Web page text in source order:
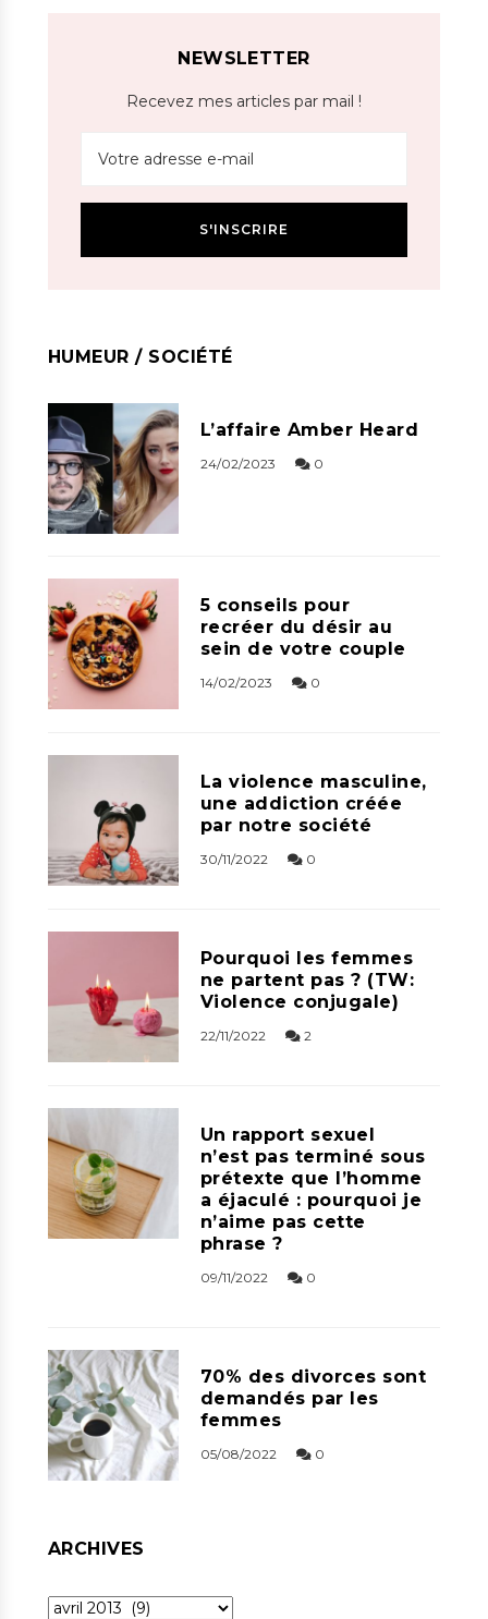
NEWSLETTER
Recevez mes articles par mail !
HUMEUR / SOCIÉTÉ
L’affaire Amber Heard
24/02/2023 0
5 conseils pour
recréer du désir au
sein de votre couple
14/02/2023 0
La violence masculine,
une addiction créée
par notre société
30/11/2022 0
Pourquoi les femmes
ne partent pas ? (TW:
Violence conjugale)
22/11/2022 2
Un rapport sexuel
n’est pas terminé sous
prétexte que l’homme
a éjaculé : pourquoi je
n’aime pas cette
phrase ?
09/11/2022 0
70% des divorces sont
demandés par les
femmes
05/08/2022 0
ARCHIVES
Archives